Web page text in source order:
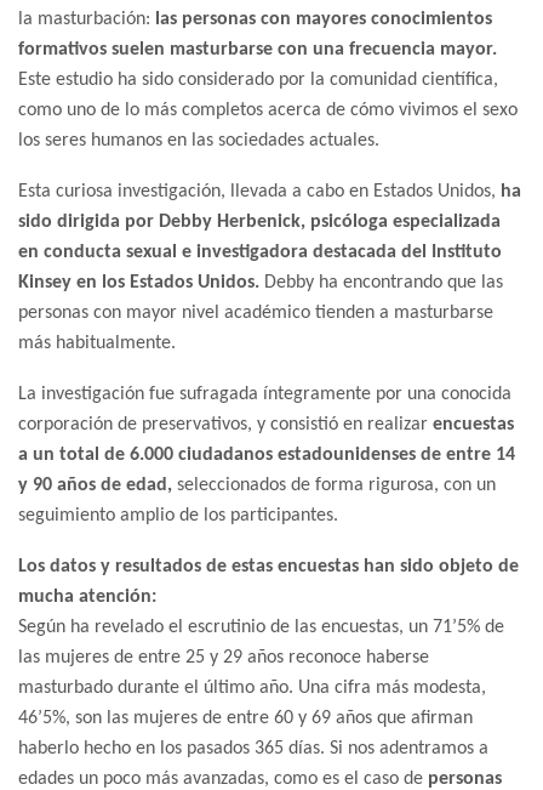
la masturbación: las personas con mayores conocimientos
formativos suelen masturbarse con una frecuencia mayor.
Este estudio ha sido considerado por la comunidad científica,
como uno de lo más completos acerca de cómo vivimos el sexo
los seres humanos en las sociedades actuales.
Esta curiosa investigación, llevada a cabo en Estados Unidos, ha
sido dirigida por Debby Herbenick, psicóloga especializada
en conducta sexual e investigadora destacada del Instituto
Kinsey en los Estados Unidos. Debby ha encontrando que las
personas con mayor nivel académico tienden a masturbarse
más habitualmente.
La investigación fue sufragada íntegramente por una conocida
corporación de preservativos, y consistió en realizar encuestas
a un total de 6.000 ciudadanos estadounidenses de entre 14
y 90 años de edad, seleccionados de forma rigurosa, con un
seguimiento amplio de los participantes.
Los datos y resultados de estas encuestas han sido objeto de
mucha atención:
Según ha revelado el escrutinio de las encuestas, un 71’5% de
las mujeres de entre 25 y 29 años reconoce haberse
masturbado durante el último año. Una cifra más modesta,
46’5%, son las mujeres de entre 60 y 69 años que afirman
haberlo hecho en los pasados 365 días. Si nos adentramos a
edades un poco más avanzadas, como es el caso de personas